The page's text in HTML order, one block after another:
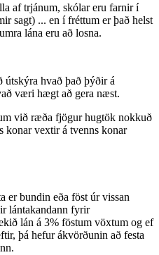
af trjánum, skólar eru farnir í
sagt) ... en í fréttum er það helst
lána eru að losna.
hvað það þýðir á
væri hægt að gera næst.
við ræða fjögur hugtök nokkuð
konar vextir á tvenns konar
er bundin eða föst úr vissan
lántakandann fyrir
lán á 3% föstum vöxtum og ef
þá hefur ákvörðunin að festa